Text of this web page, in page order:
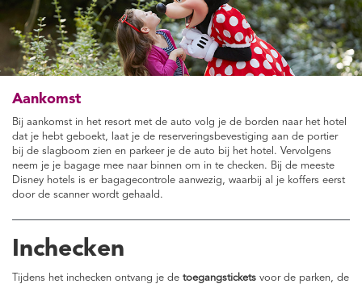
Aankomst
Bij aankomst in het resort met de auto volg je de borden naar het hotel
dat je hebt geboekt, laat je de reserveringsbevestiging aan de portier
bij de slagboom zien en parkeer je de auto bij het hotel. Vervolgens
neem je je bagage mee naar binnen om in te checken. Bij de meeste
Disney hotels is er bagagecontrole aanwezig, waarbij al je koffers eerst
door de scanner wordt gehaald.
Inchecken
Tijdens het inchecken ontvang je de toegangstickets voor de parken, de